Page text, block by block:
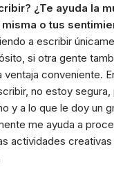
¿Te ayuda la
o tus
a escribir
si otra gente
ventaja conveniente.
no estoy segura,
y a lo que le doy un
me ayuda a
actividades creativas